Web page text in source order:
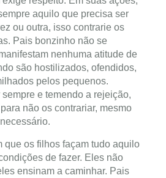
aquilo que precisa ser
ou outra, isso contrarie os
Pais bonzinho não se
nenhuma atitude de
são hostilizados, ofendidos,
pelos pequenos.
e temendo a rejeição,
não os contrariar, mesmo
que os filhos façam tudo aquilo
de fazer. Eles não
ensinam a caminhar. Pais